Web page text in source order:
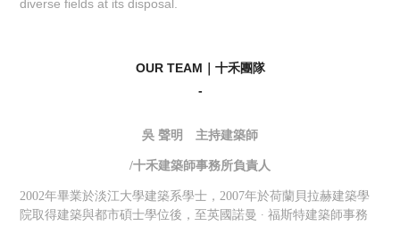
diverse fields at its disposal.
OUR TEAM｜十禾團隊
-
​​​​​​​吳 聲明 主持建築師
/十禾建築師事務所負責人
2002年畢業於淡江大學建築系學士，2007年於荷蘭貝拉赫建築學
院取得建築與都市碩士學位後，至英國諾曼 ∙ 福斯特建築師事務